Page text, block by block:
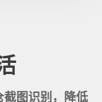
截图识别，降低